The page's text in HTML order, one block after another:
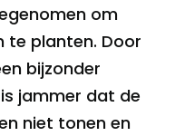
om
te planten. Door
bijzonder
jammer dat de
niet tonen en